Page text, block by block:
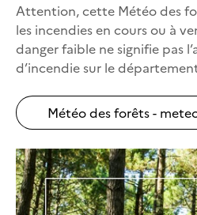
Attention, cette Météo des
les incendies en cours ou à
danger faible ne signifie pas
d’incendie sur le
Météo des forêts -